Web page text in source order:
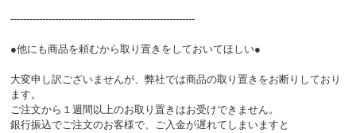
----------------------------------------------------------
●他にも商品を頼むから取り置きをしておいてほしい●
大変申し訳ございませんが、弊社では商品の取り置きをお断りしており
ます。
ご注文から１週間以上のお取り置きはお受けできません。
銀行振込でご注文のお客様で、ご入金が遅れてしまいますと